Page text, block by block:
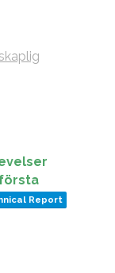
Report